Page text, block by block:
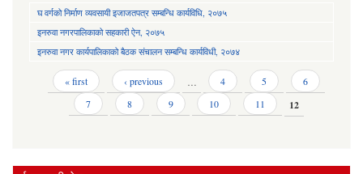
घ वर्गको निर्माण व्यवसायी इजाजतपत्र सम्बन्धि कार्यविधि, २०७५
इनरुवा नगरपालिकाको सहकारी ऐन, २०७५
इनरुवा नगर कार्यपालिकाको बैठक संचालन सम्बन्धि कार्यविधी, २०७४
Pages « first ‹ previous … 4 5
6
7
8 9 10 11 12